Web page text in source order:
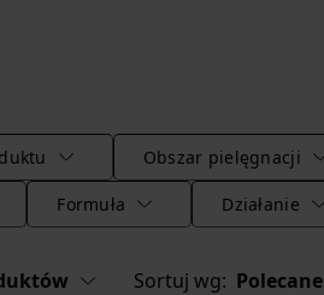
Obszar pielęgnacji
Formuła Działanie
Sortuj wg: Polecane